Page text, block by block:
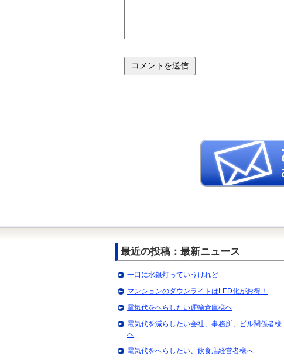
最近の投稿：最新ニュース
一口に水銀灯っていうけれど
マンションのダウンライトはLED化がお得！
電気代をへらしたい運輸倉庫様へ
電気代を減らしたい会社、事務所、ビル関係者様
へ
電気代をへらしたい、飲食店経営者様へ